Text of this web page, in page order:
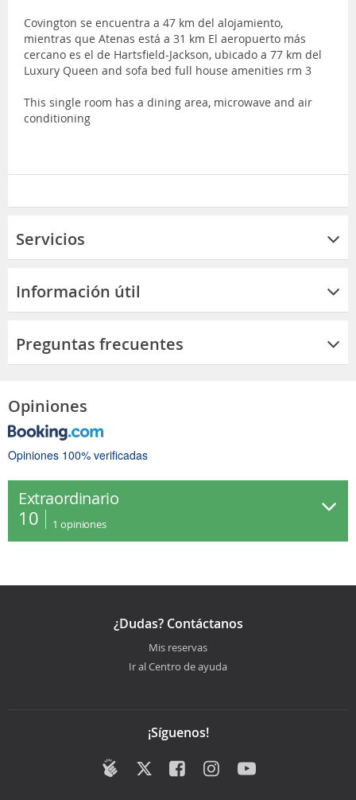
Covington se encuentra a 47 km del alojamiento,
mientras que Atenas está a 31 km El aeropuerto más
cercano es el de Hartsfield-Jackson, ubicado a 77 km del
Luxury Queen and sofa bed full house amenities rm 3
This single room has a dining area, microwave and air
conditioning
Servicios
Información útil
Preguntas frecuentes
Opiniones
Opiniones 100% verificadas
Extraordinario
10 1 opiniones
¿Dudas? Contáctanos
Mis reservas
Ir al Centro de ayuda
¡Síguenos!